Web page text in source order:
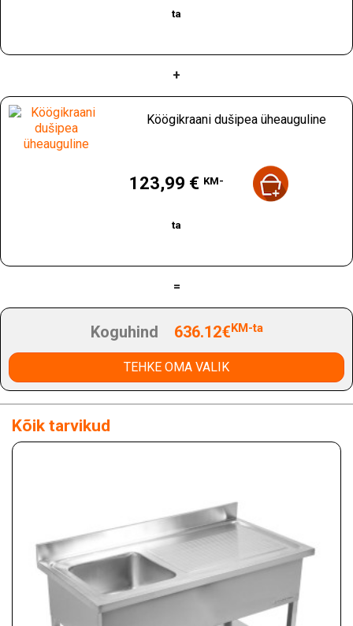
ta
+
Köögikraani dušipea üheauguline
123,99 € KM-
ta
=
Koguhind 636.12€KM-ta
TEHKE OMA VALIK
Kõik tarvikud